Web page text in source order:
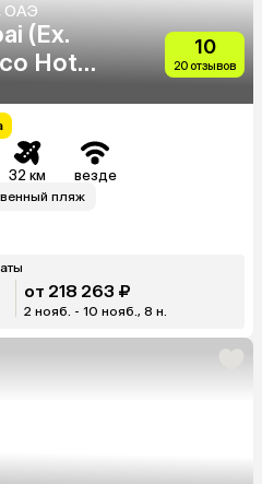
ОАЭ
(Ex.
Hotel)
10
20 отзывов
32 км везде
пляж
от 218 263 ₽
2 нояб. - 10 нояб., 8 н.